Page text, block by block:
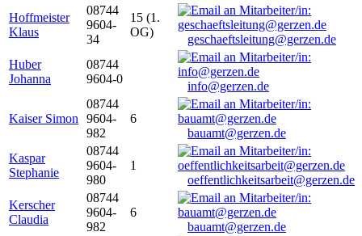
Hoffmeister
Klaus
08744
9604-
34
15 (1.
OG)
geschaeftsleitung@gerzen.de
Huber
Johanna
08744
9604-0
info@gerzen.de
Kaiser Simon
08744
9604-
982
6
bauamt@gerzen.de
Kaspar
Stephanie
08744
9604-
980
1
oeffentlichkeitsarbeit@gerzen.de
Kerscher
Claudia
08744
9604-
982
6
bauamt@gerzen.de